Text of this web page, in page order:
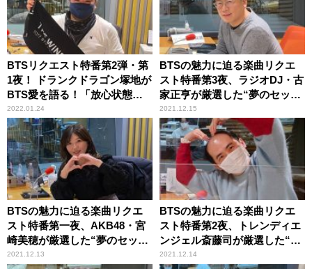
BTSリクエスト特番第2弾・第
1夜！ ドランクドラゴン塚地が
BTS愛を語る！「放心状態に
なりましたね」
2022.01.24
BTSの魅力に迫る楽曲リクエ
スト特番第3夜、ラジオDJ・古
家正亨が厳選した“夢のセット
リスト”を披露
2021.12.15
BTSの魅力に迫る楽曲リクエ
スト特番第一夜、AKB48・宮
崎美穂が厳選した“夢のセット
リスト”を披露
2021.12.13
BTSの魅力に迫る楽曲リクエ
スト特番第2夜、トレンディエ
ンジェル斎藤司が厳選した“夢
のセットリスト”を披露
2021.12.14